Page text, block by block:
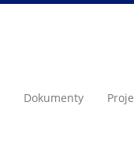
Dokumenty